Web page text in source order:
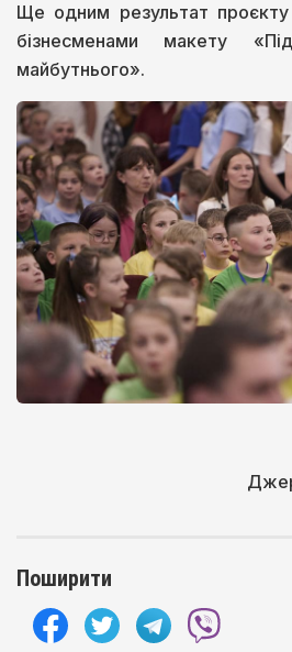
Ще одним результат
бізнесменами макету
майбутнього».
Поширити